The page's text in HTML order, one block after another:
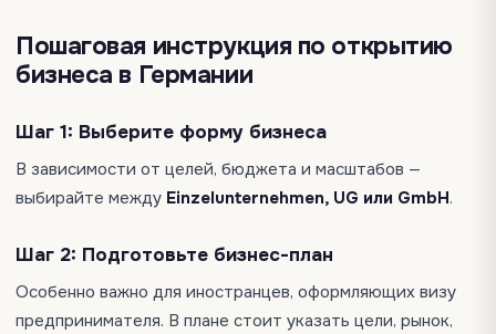
Пошаговая инструкция по открытию
бизнеса в Германии
Шаг 1: Выберите форму бизнеса
В зависимости от целей, бюджета и масштабов —
выбирайте между Einzelunternehmen, UG или GmbH.
Шаг 2: Подготовьте бизнес-план
Особенно важно для иностранцев, оформляющих визу
предпринимателя. В плане стоит указать цели, рынок,